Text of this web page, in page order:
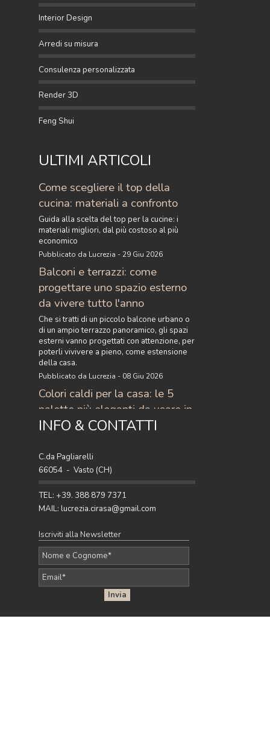
Interior Design
Arredi su misura
Consulenza personalizzata
Render 3D
Feng Shui
ULTIMI ARTICOLI
INFO & CONTATTI
C.da Pagliarelli
66054 - Vasto (CH)
TEL: +39. 388 879 7371
MAIL: lucrezia.cirasa@gmail.com
Come scegliere il top della
cucina: materiali a confronto
Guida alla scelta del top per la cucine: i
materiali migliori, dal più costoso al più
economico
Pubblicato da Lucrezia - 29 Giu 2026
Balconi e terrazzi: come
progettare uno spazio esterno
da vivere tutto l'anno
Che si tratti di un piccolo balcone urbano o
di un ampio terrazzo panoramico, gli spazi
esterni vanno progettati con attenzione, per
poterli vivivere a pieno, come estensione
della casa.
Pubblicato da Lucrezia - 08 Giu 2026
Colori caldi per la casa: le 5
palette più eleganti da usare in
casa
del momento: 5 palette raffinate con
terracotta, ocra, caramello e ruggine per
arredare con stile.
Iscriviti alla Newsletter